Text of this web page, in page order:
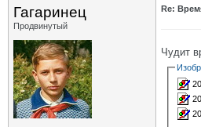
Гагаринец
Продвинутый
Re:
Чудит